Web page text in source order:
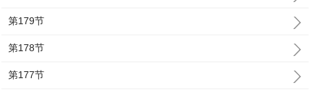
第179节
第178节
第177节